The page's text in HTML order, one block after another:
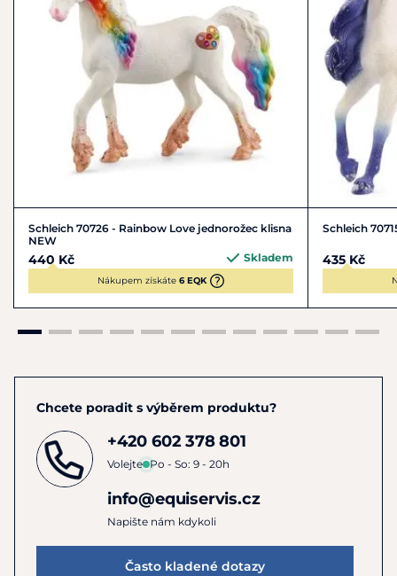
Schleich 70726 - Rainbow Love jednorožec klisna
NEW
440 Kč Skladem
Nákupem získáte 6 EQK
Schleich
435 Kč
Chcete poradit s výběrem produktu?
+420 602 378 801
Volejte Po - So: 9 - 20h
info@equiservis.cz
Napište nám kdykoli
Často kladené dotazy